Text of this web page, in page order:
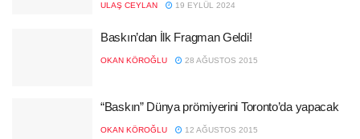
ULAŞ CEYLAN 19 EYLÜL 2024
Baskın’dan İlk Fragman Geldi!
OKAN KÖROĞLU 28 AĞUSTOS 2015
“Baskın” Dünya prömiyerini Toronto’da yapacak
OKAN KÖROĞLU 12 AĞUSTOS 2015